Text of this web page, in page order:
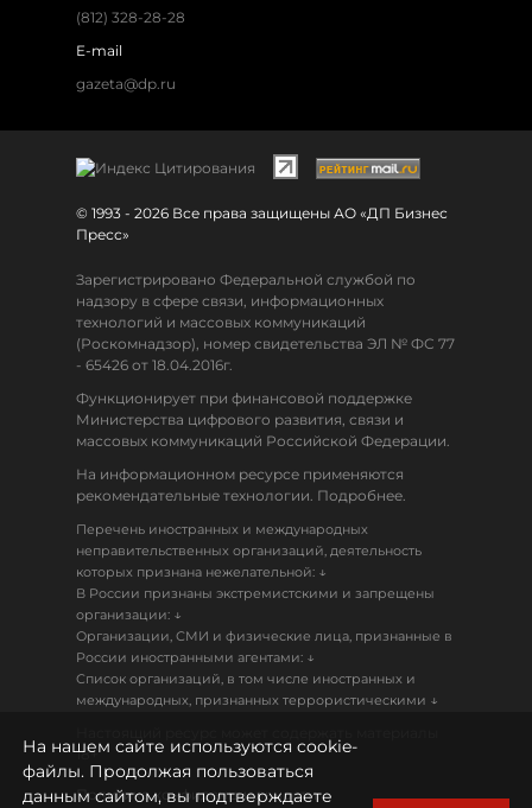
(812) 328-28-28
E-mail
gazeta@dp.ru
© 1993 - 2026 Все права защищены АО «ДП Бизнес
Пресс»
Зарегистрировано Федеральной службой по
надзору в сфере связи, информационных
технологий и массовых коммуникаций
(Роскомнадзор), номер свидетельства ЭЛ № ФС 77
- 65426 от 18.04.2016г.
Функционирует при финансовой поддержке
Министерства цифрового развития, связи и
массовых коммуникаций Российской Федерации.
На информационном ресурсе применяются
рекомендательные технологии. Подробнее.
Перечень иностранных и международных
неправительственных организаций, деятельность
которых признана нежелательной: ↓
В России признаны экстремистскими и запрещены
организации: ↓
Организации, СМИ и физические лица, признанные в
России иностранными агентами: ↓
Список организаций, в том числе иностранных и
международных, признанных террористическими ↓
18+
Политика конфиденциальности
На нашем сайте используются cookie-
файлы. Продолжая пользоваться
данным сайтом, вы подтверждаете